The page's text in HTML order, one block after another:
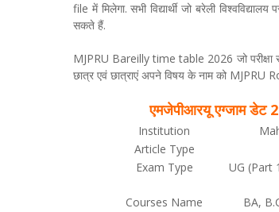
file में मिलेगा. सभी विद्यार्थी जो बरेली
सकते हैं.
MJPRU Bareilly time table 2026 जो परीक्षा
छात्र एवं छात्राएं अपने विषय के नाम को
एमजेपीआरयू एग्जाम
Institution
Article Type
Exam Type
UG (Part
Courses Name
BA,